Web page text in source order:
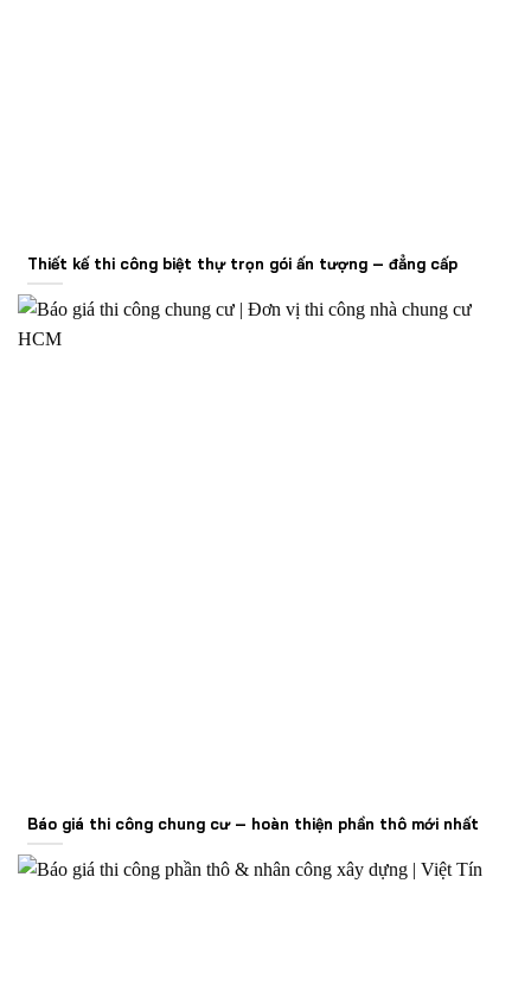
Thiết kế thi công biệt thự trọn gói ấn tượng – đẳng cấp
Báo giá thi công chung cư – hoàn thiện phần thô mới nhất